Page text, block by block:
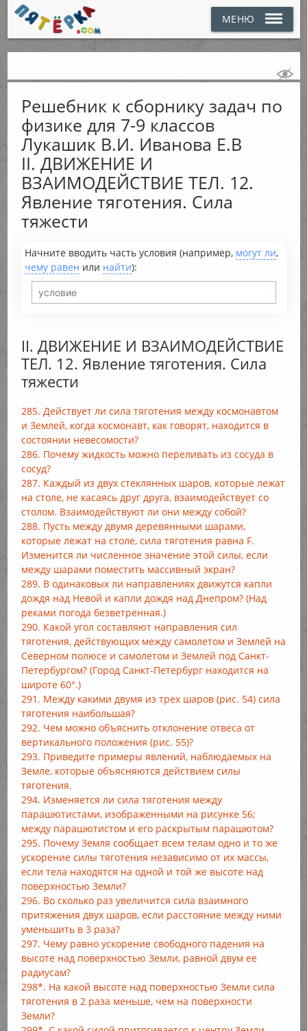
МЕНЮ
Решебник к сборнику задач по
физике для 7-9 классов
Лукашик В.И. Иванова Е.В
II. ДВИЖЕНИЕ И
ВЗАИМОДЕЙСТВИЕ ТЕЛ. 12.
Явление тяготения. Сила
тяжести
Начните вводить часть условия (например, могут ли,
чему равен или найти):
II. ДВИЖЕНИЕ И ВЗАИМОДЕЙСТВИЕ
ТЕЛ. 12. Явление тяготения. Сила
тяжести
285. Действует ли сила тяготения между космонавтом
и Землей, когда космонавт, как говорят, находится в
состоянии невесомости?
286. Почему жидкость можно переливать из сосуда в
сосуд?
287. Каждый из двух стеклянных шаров, которые лежат
на столе, не касаясь друг друга, взаимодействует со
столом. Взаимодействуют ли они между собой?
288. Пусть между двумя деревянными шарами,
которые лежат на столе, сила тяготения равна F.
Изменится ли численное значение этой силы, если
между шарами поместить массивный экран?
289. В одинаковых ли направлениях движутся капли
дождя над Невой и капли дождя над Днепром? (Над
реками погода безветренная.)
290. Какой угол составляют направления сил
тяготения, действующих между самолетом и Землей на
Северном полюсе и самолетом и Землей под Санкт-
Петербургом? (Город Санкт-Петербург находится на
широте 60°.)
291. Между какими двумя из трех шаров (рис. 54) сила
тяготения наибольшая?
292. Чем можно объяснить отклонение отвеса от
вертикального положения (рис. 55)?
293. Приведите примеры явлений, наблюдаемых на
Земле, которые объясняются действием силы
тяготения.
294. Изменяется ли сила тяготения между
парашютистами, изображенными на рисунке 56;
между парашютистом и его раскрытым парашютом?
295. Почему Земля сообщает всем телам одно и то же
ускорение силы тяготения независимо от их массы,
если тела находятся на одной и той же высоте над
поверхностью Земли?
296. Во сколько раз увеличится сила взаимного
притяжения двух шаров, если расстояние между ними
уменьшить в 3 раза?
297. Чему равно ускорение свободного падения на
высоте над поверхностью Земли, равной двум ее
радиусам?
298*. На какой высоте над поверхностью Земли сила
тяготения в 2 раза меньше, чем на поверхности
Земли?